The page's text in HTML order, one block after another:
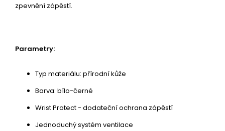
zpevnění zápěstí.
Parametry:
Typ materiálu: přírodní kůže
Barva: bílo-černé
Wrist Protect - dodateční ochrana zápěstí
Jednoduchý systém ventilace